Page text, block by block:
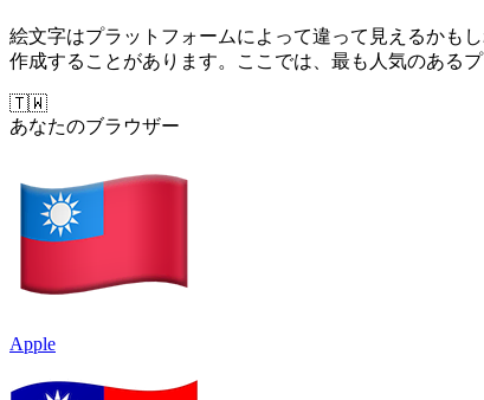
絵文字はプラットフォームによって違って見えるかも
作成することがあります。ここでは、最も人気のある
🇹🇼
あなたのブラウザー
Apple